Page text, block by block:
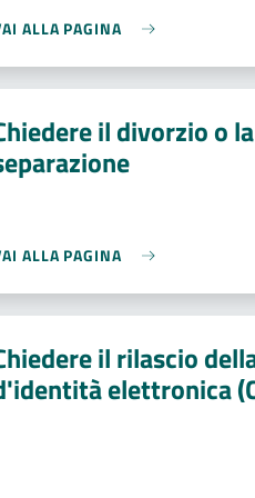
ALLA PAGINA
il divorzio o la
ALLA PAGINA
il rilascio
elettronica